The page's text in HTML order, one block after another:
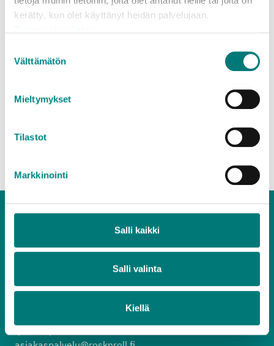
kerätty, kun olet käyttänyt heidän palvelujaan.
valinta
Välttämätön
Mieltymykset
Tilastot
Markkinointi
Salli kaikki
Salli valinta
Kiellä
hyötyjätteitä, joita kerätään ekopisteillä. Molemmilla
lauantaisin kello 9-12. Pusulan jäteasema on
avoinna ympäri vuoden tiistaisin ja torstaisin kello
Asiakaspalvelu
(pvm/mpm)